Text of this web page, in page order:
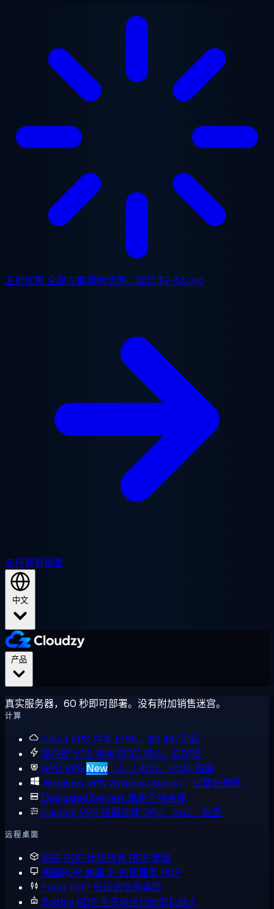
五折优惠 全部方案,限时优惠。起价$2.48/mo
支持联系销售
中文
真实服务器，60 秒即可部署。没有附加销售迷宫。
计算
Cloud VPS 共享 EPYC，$2.48/月起
高性能 VPS 专用 EPYC 核心，DDR5
GPU VPS New L4、L40S、H100 按需
Windows VPS Windows Server，完整管理员
Dedicated Servers 单租户裸金属
Custom VPS 按需选择 CPU、内存、磁盘
远程桌面
购买 RDP 比较所有 RDP 套餐
美国RDP 美国 IP 的管理员 RDP
Forex RDP 低延迟交易桌面
Botting RDP 全天候运行你的机器人